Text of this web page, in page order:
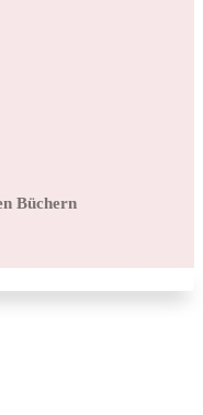
Büchern